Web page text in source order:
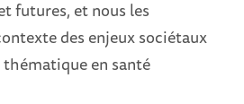
futures, et nous les
des enjeux sociétaux
en santé